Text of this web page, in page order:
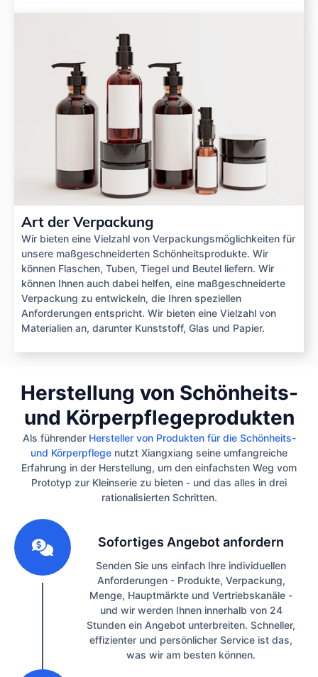
Art der Verpackung
Wir bieten eine Vielzahl von Verpackungsmöglichkeiten für
unsere maßgeschneiderten Schönheitsprodukte. Wir
können Flaschen, Tuben, Tiegel und Beutel liefern. Wir
können Ihnen auch dabei helfen, eine maßgeschneiderte
Verpackung zu entwickeln, die Ihren speziellen
Anforderungen entspricht. Wir bieten eine Vielzahl von
Materialien an, darunter Kunststoff, Glas und Papier.
Herstellung von Schönheits-
und Körperpflegeprodukten
Als führender Hersteller von Produkten für die Schönheits-
und Körperpflege nutzt Xiangxiang seine umfangreiche
Erfahrung in der Herstellung, um den einfachsten Weg vom
Prototyp zur Kleinserie zu bieten - und das alles in drei
rationalisierten Schritten.
Sofortiges Angebot anfordern
Senden Sie uns einfach Ihre individuellen
Anforderungen - Produkte, Verpackung,
Menge, Hauptmärkte und Vertriebskanäle -
und wir werden Ihnen innerhalb von 24
Stunden ein Angebot unterbreiten. Schneller,
effizienter und persönlicher Service ist das,
was wir am besten können.